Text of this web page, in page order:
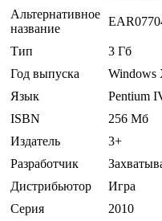
Альтернативное
название
Тип
3 Гб
Год выпуска
Windows
Язык
Pentium
ISBN
256 Мб
Издатель
3+
Разработчик
Дистрибьютор
Игра
Серия
2010